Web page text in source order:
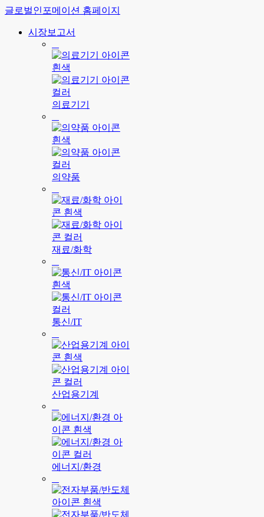
글로벌인포메이션 홈페이지
시장보고서
의료기기
의약품
재료/화학
통신/IT
산업용기계
에너지/환경